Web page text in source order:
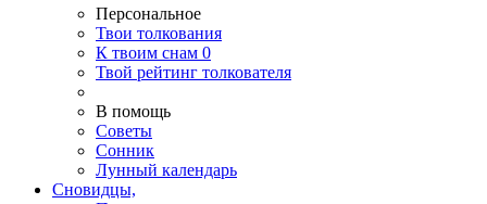
Персональное
Твои толкования
К твоим снам 0
Твой рейтинг толкователя
В помощь
Советы
Сонник
Лунный календарь
Сновидцы,